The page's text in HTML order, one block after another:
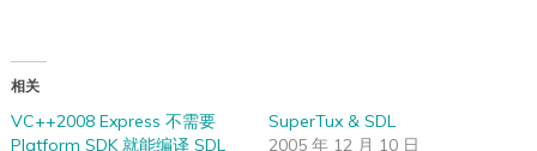
相关
VC++2008 Express 不需要
Platform SDK 就能编译 SDL
SuperTux & SDL
2005 年 12 月 10 日